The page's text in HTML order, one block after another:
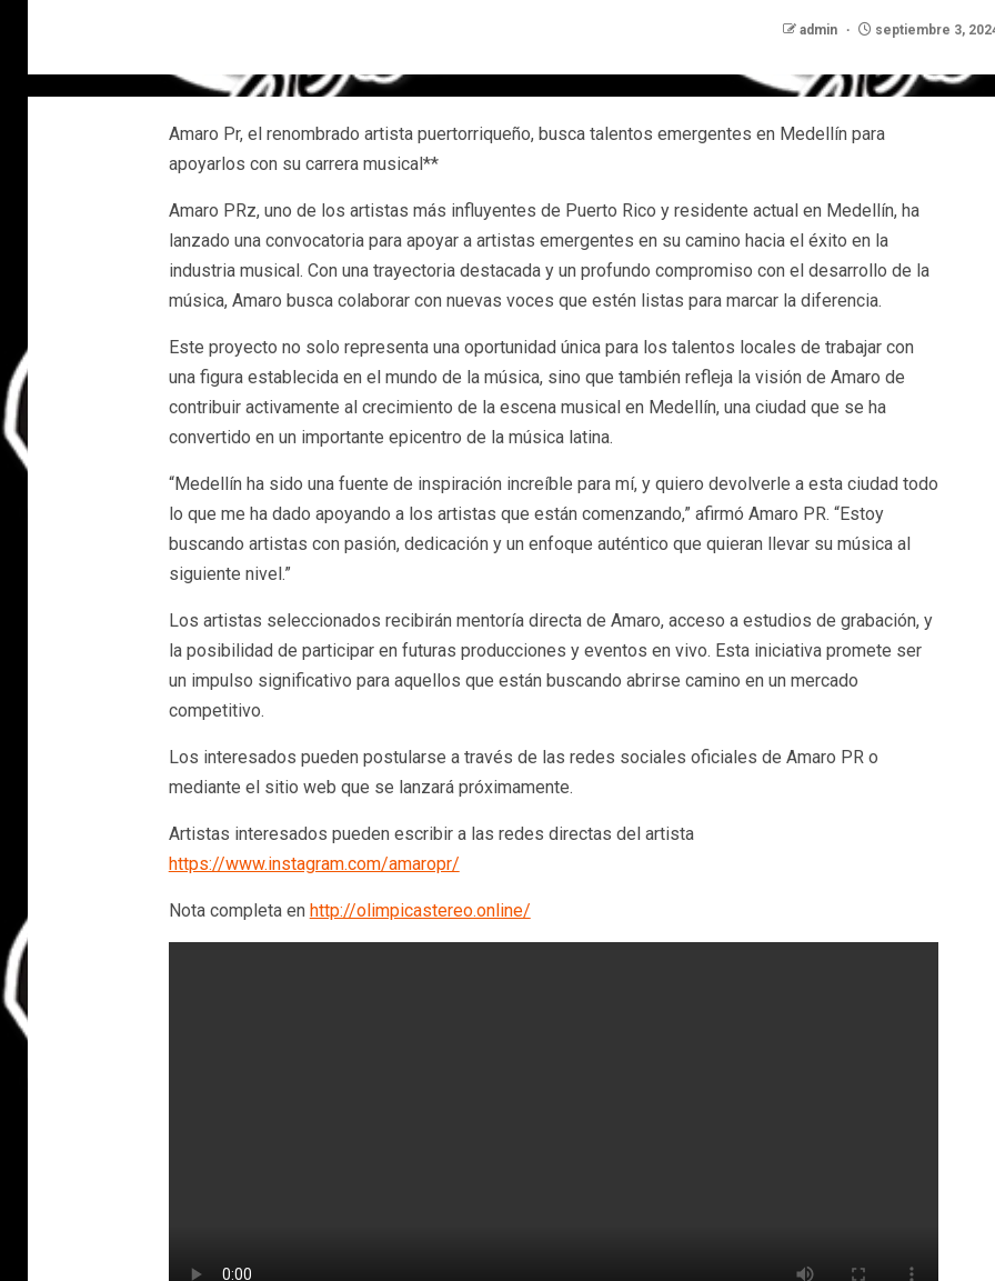
admin septiembre 3,
Amaro Pr, el renombrado artista puertorriqueño, busca talentos emergentes en Medellín para
apoyarlos con su carrera musical**
Amaro PRz, uno de los artistas más influyentes de Puerto Rico y residente actual en Medellín, ha
lanzado una convocatoria para apoyar a artistas emergentes en su camino hacia el éxito en la
industria musical. Con una trayectoria destacada y un profundo compromiso con el desarrollo de la
música, Amaro busca colaborar con nuevas voces que estén listas para marcar la diferencia.
Este proyecto no solo representa una oportunidad única para los talentos locales de trabajar con
una figura establecida en el mundo de la música, sino que también refleja la visión de Amaro de
contribuir activamente al crecimiento de la escena musical en Medellín, una ciudad que se ha
convertido en un importante epicentro de la música latina.
“Medellín ha sido una fuente de inspiración increíble para mí, y quiero devolverle a esta ciudad todo
lo que me ha dado apoyando a los artistas que están comenzando,” afirmó Amaro PR. “Estoy
buscando artistas con pasión, dedicación y un enfoque auténtico que quieran llevar su música al
siguiente nivel.”
Los artistas seleccionados recibirán mentoría directa de Amaro, acceso a estudios de grabación, y
la posibilidad de participar en futuras producciones y eventos en vivo. Esta iniciativa promete ser
un impulso significativo para aquellos que están buscando abrirse camino en un mercado
competitivo.
Los interesados pueden postularse a través de las redes sociales oficiales de Amaro PR o
mediante el sitio web que se lanzará próximamente.
Artistas interesados pueden escribir a las redes directas del artista
https://www.instagram.com/amaropr/
Nota completa en http://olimpicastereo.online/